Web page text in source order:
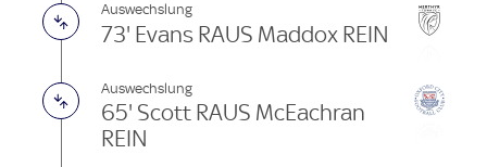
Auswechslung
73' Evans RAUS Maddox REIN
Auswechslung
65' Scott RAUS McEachran
REIN